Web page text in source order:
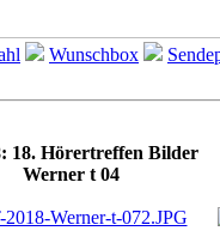
Wunschbox
18. Hörertreffen Bilder
Werner t 04